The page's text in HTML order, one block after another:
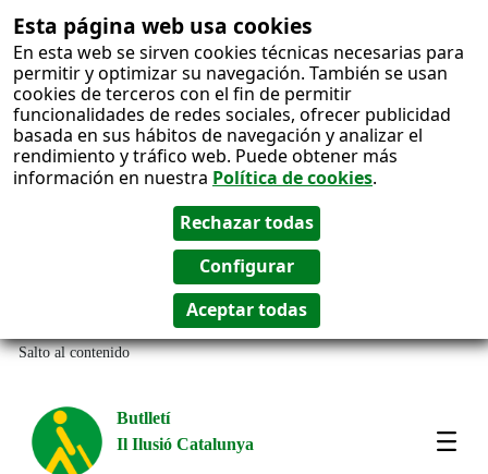
Esta página web usa cookies
En esta web se sirven cookies técnicas necesarias para
permitir y optimizar su navegación. También se usan
cookies de terceros con el fin de permitir
funcionalidades de redes sociales, ofrecer publicidad
basada en sus hábitos de navegación y analizar el
rendimiento y tráfico web. Puede obtener más
información en nuestra Política de cookies.
Salto al contenido
Butlletí
Il Ilusió Catalunya